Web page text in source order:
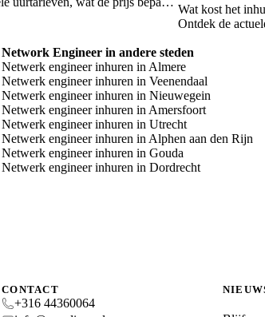
Wat kost het
Ontdek de
Network Engineer in andere steden
Netwerk engineer inhuren in Almere
Netwerk engineer inhuren in Veenendaal
Netwerk engineer inhuren in Nieuwegein
Netwerk engineer inhuren in Amersfoort
Netwerk engineer inhuren in Utrecht
Netwerk engineer inhuren in Alphen aan den Rijn
Netwerk engineer inhuren in Gouda
Netwerk engineer inhuren in Dordrecht
CONTACT
+316 44360064